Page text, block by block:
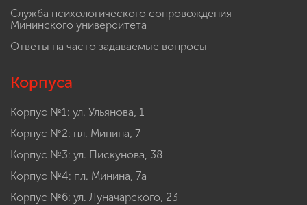
Служба психологического сопровождения
Мининского университета
Ответы на часто задаваемые вопросы
Корпуса
Корпус №1: ул. Ульянова, 1
Корпус №2: пл. Минина, 7
Корпус №3: ул. Пискунова, 38
Корпус №4: пл. Минина, 7а
Корпус №6: ул. Луначарского, 23